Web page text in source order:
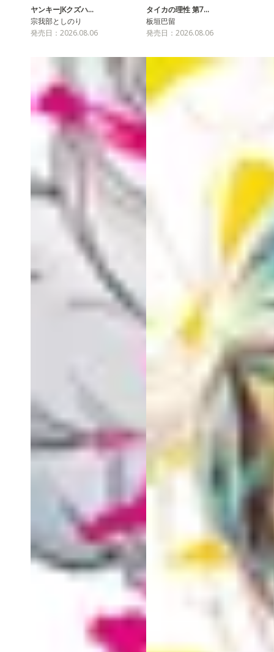
ヤンキーJKクズハ…
宗我部としのり
発売日：2026.08.06
タイカの理性 第7…
板垣巴留
発売日：2026.08.06